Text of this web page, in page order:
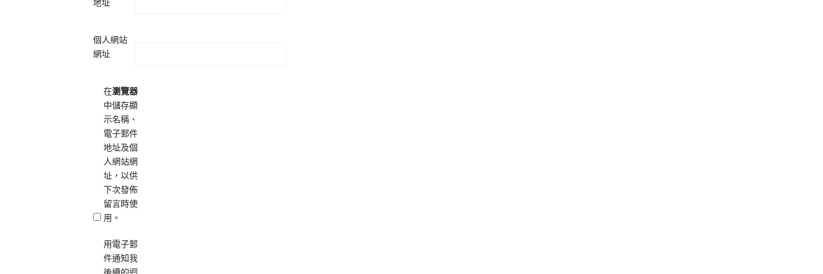
個人網站
網址
在瀏覽器
中儲存顯
示名稱、
電子郵件
地址及個
人網站網
址，以供
下次發佈
留言時使
用。
用電子郵
件通知我